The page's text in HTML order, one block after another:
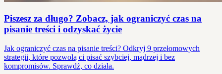
Piszesz za długo? Zobacz, jak ograniczyć czas na
pisanie treści i odzyskać życie
Jak ograniczyć czas na pisanie treści? Odkryj 9 przełomowych
strategii, które pozwolą ci pisać szybciej, mądrzej i bez
kompromisów. Sprawdź, co działa.